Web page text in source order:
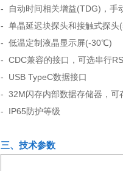
- 自动时间相关增益(TDG)，手
- 单晶延迟块探头和接触式探头
- 低温定制液晶显示屏(-30℃)
- CDC兼容的接口，可选串行
- USB TypeC数据接口
- 32M闪存内部数据存储器，可
- IP65防护等级
三、技术参数